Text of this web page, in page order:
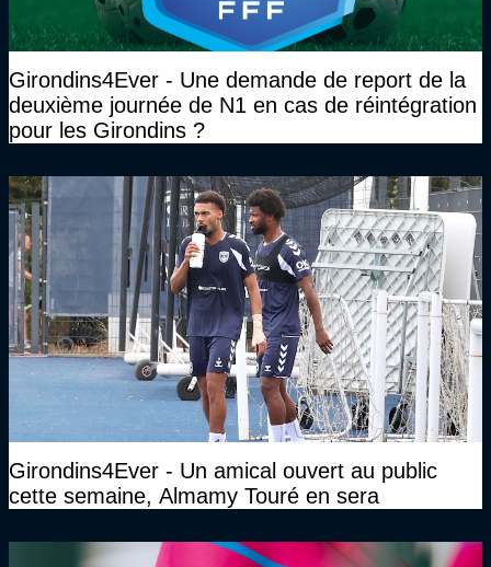
Girondins4Ever - Une demande de report de la
deuxième journée de N1 en cas de réintégration
pour les Girondins ?
Girondins4Ever - Un amical ouvert au public
cette semaine, Almamy Touré en sera